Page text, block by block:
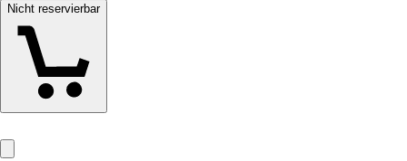
Nicht reservierbar